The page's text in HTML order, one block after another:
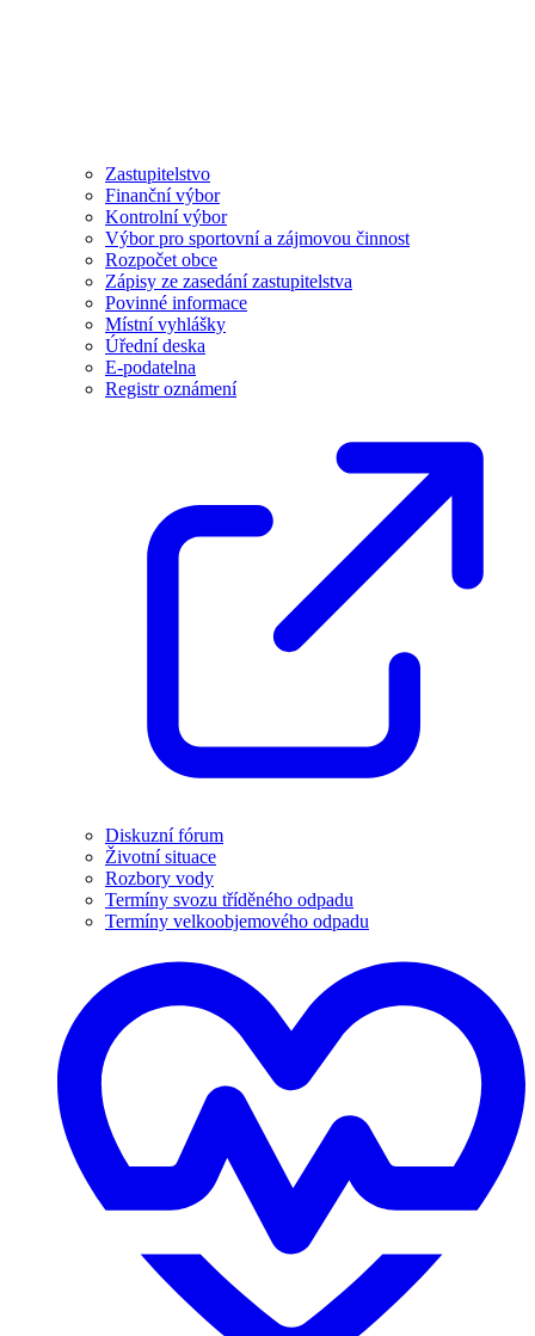
Zastupitelstvo
Finanční výbor
Kontrolní výbor
Výbor pro sportovní a zájmovou činnost
Rozpočet obce
Zápisy ze zasedání zastupitelstva
Povinné informace
Místní vyhlášky
Úřední deska
E-podatelna
Registr oznámení
Diskuzní fórum
Životní situace
Rozbory vody
Termíny svozu tříděného odpadu
Termíny velkoobjemového odpadu